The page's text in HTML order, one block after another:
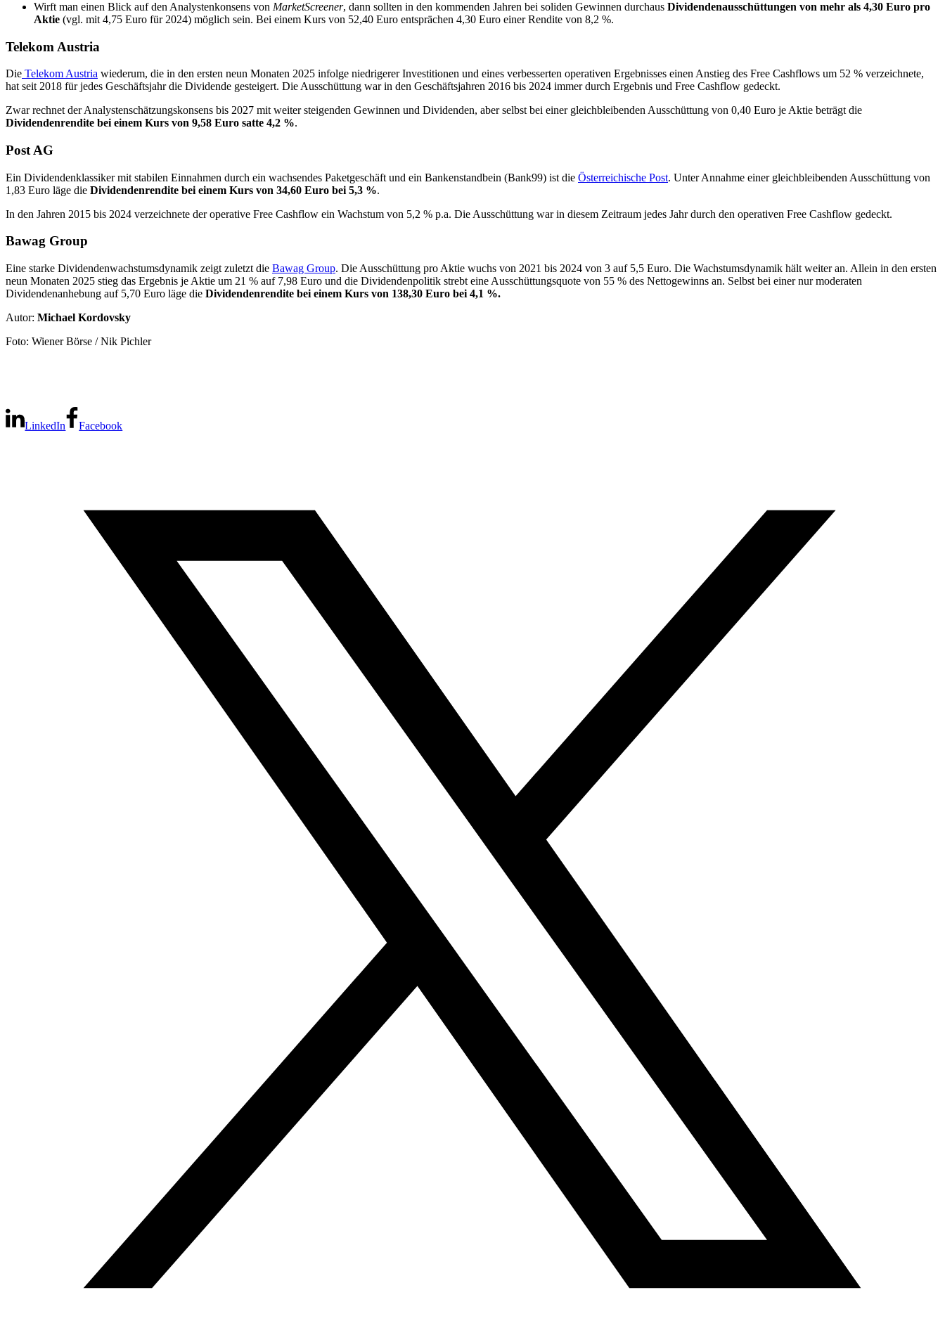
Wirft man einen Blick auf den Analystenkonsens von MarketScreener, dann sollten in den kommenden Jahren bei soliden Gewinnen durchaus Dividendenausschüttungen von mehr als 4,30 Euro pro
Aktie (vgl. mit 4,75 Euro für 2024) möglich sein. Bei einem Kurs von 52,40 Euro entsprächen 4,30 Euro einer Rendite von 8,2 %.
Telekom Austria
Die Telekom Austria wiederum, die in den ersten neun Monaten 2025 infolge niedrigerer Investitionen und eines verbesserten operativen Ergebnisses einen Anstieg des Free Cashflows um 52 % verzeichnete,
hat seit 2018 für jedes Geschäftsjahr die Dividende gesteigert. Die Ausschüttung war in den Geschäftsjahren 2016 bis 2024 immer durch Ergebnis und Free Cashflow gedeckt.
Zwar rechnet der Analystenschätzungskonsens bis 2027 mit weiter steigenden Gewinnen und Dividenden, aber selbst bei einer gleichbleibenden Ausschüttung von 0,40 Euro je Aktie beträgt die
Dividendenrendite bei einem Kurs von 9,58 Euro satte 4,2 %.
Post AG
Ein Dividendenklassiker mit stabilen Einnahmen durch ein wachsendes Paketgeschäft und ein Bankenstandbein (Bank99) ist die Österreichische Post. Unter Annahme einer gleichbleibenden Ausschüttung von
1,83 Euro läge die Dividendenrendite bei einem Kurs von 34,60 Euro bei 5,3 %.
In den Jahren 2015 bis 2024 verzeichnete der operative Free Cashflow ein Wachstum von 5,2 % p.a. Die Ausschüttung war in diesem Zeitraum jedes Jahr durch den operativen Free Cashflow gedeckt.
Bawag Group
Eine starke Dividendenwachstumsdynamik zeigt zuletzt die Bawag Group. Die Ausschüttung pro Aktie wuchs von 2021 bis 2024 von 3 auf 5,5 Euro. Die Wachstumsdynamik hält weiter an. Allein in den ersten
neun Monaten 2025 stieg das Ergebnis je Aktie um 21 % auf 7,98 Euro und die Dividendenpolitik strebt eine Ausschüttungsquote von 55 % des Nettogewinns an. Selbst bei einer nur moderaten
Dividendenanhebung auf 5,70 Euro läge die Dividendenrendite bei einem Kurs von 138,30 Euro bei 4,1 %.
Autor: Michael Kordovsky
Foto: Wiener Börse / Nik Pichler
LinkedIn Facebook